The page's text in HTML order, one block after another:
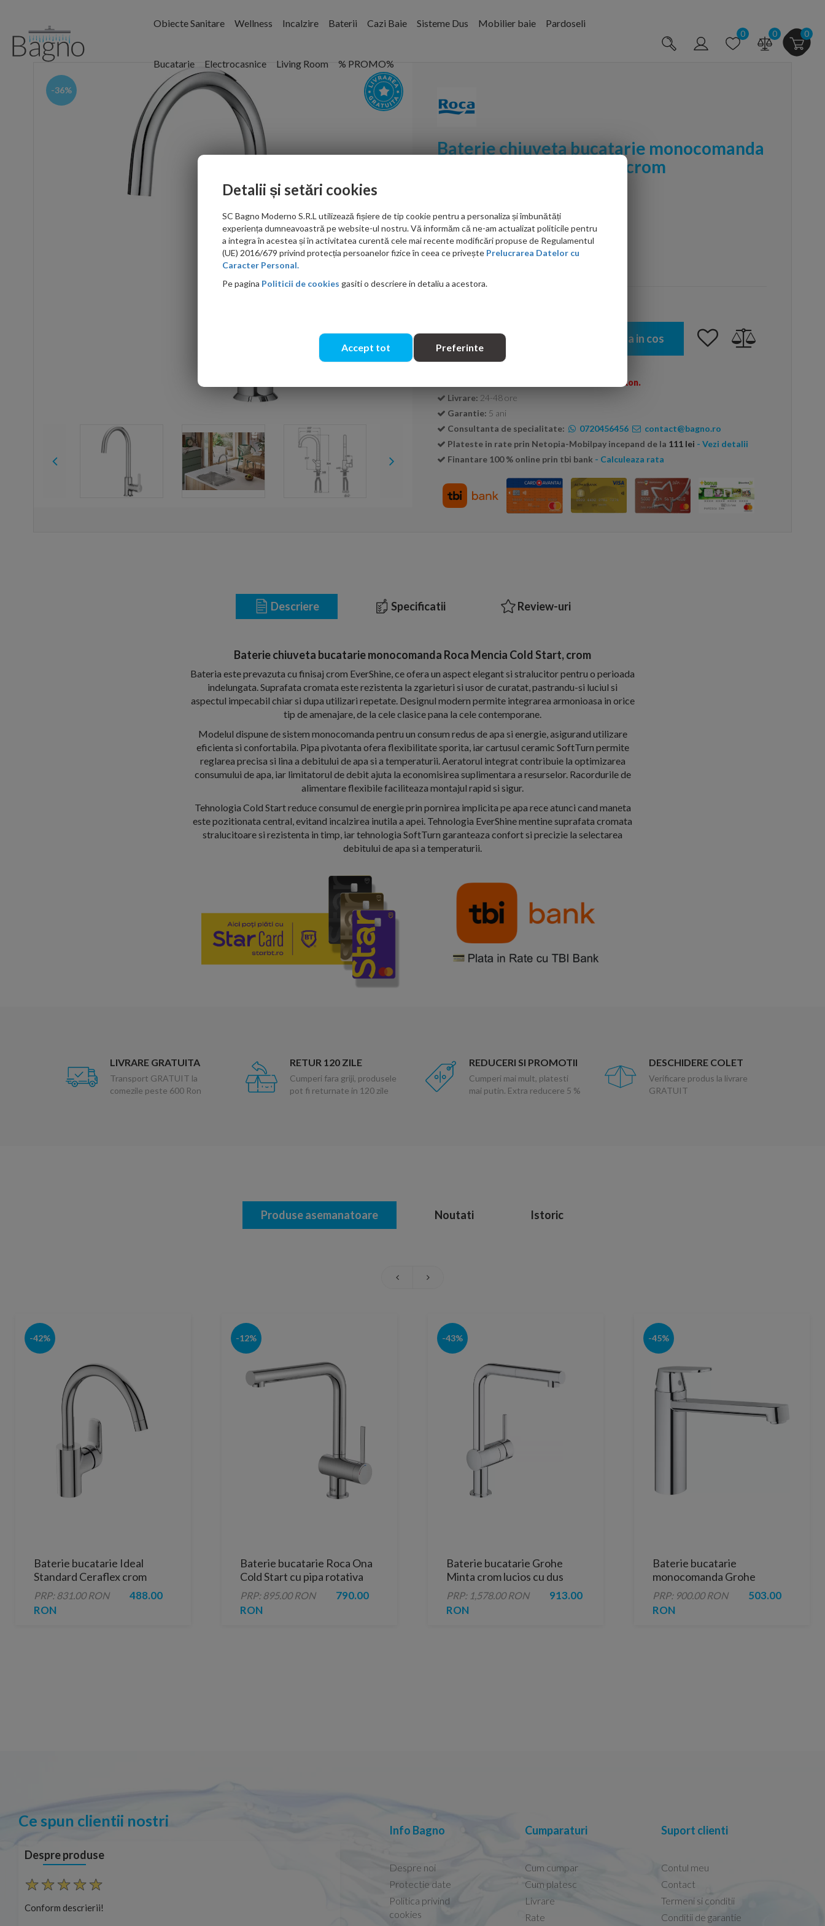
Obiecte Sanitare Wellness Incalzire Baterii Cazi Baie Sisteme Dus Mobilier baie Pardoseli
Bucatarie Electrocasnice Living Room % PROMO%
0 0 0
-36%
Baterie chiuveta bucatarie monocomanda
Roca Mencia Cold Start, crom
PRP: 1,038.00 RON
667.00 RON
Adauga in cos
Transport GRATUIT la comenzi peste 600 Ron.
Livrare: 24-48 ore
Garantie: 5 ani
Consultanta de specialitate:
0720456456
contact@bagno.ro
Plateste in rate prin Netopia-Mobilpay incepand de la 111 lei - Vezi detalii
Finantare 100 % online prin tbi bank - Calculeaza rata
Descriere Specificatii Review-uri
Baterie chiuveta bucatarie monocomanda Roca Mencia Cold Start, crom
Bateria este prevazuta cu finisaj crom EverShine, ce ofera un aspect elegant si stralucitor pentru o perioada
indelungata. Suprafata cromata este rezistenta la zgarieturi si usor de curatat, pastrandu-si luciul si
aspectul impecabil chiar si dupa utilizari repetate. Designul modern permite integrarea armonioasa in orice
tip de amenajare, de la cele clasice pana la cele contemporane.
Modelul dispune de sistem monocomanda pentru un consum redus de apa si energie, asigurand utilizare
eficienta si confortabila. Pipa pivotanta ofera flexibilitate sporita, iar cartusul ceramic SoftTurn permite
reglarea precisa si lina a debitului de apa si a temperaturii. Aeratorul integrat contribuie la optimizarea
consumului de apa, iar limitatorul de debit ajuta la economisirea suplimentara a resurselor. Racordurile de
alimentare flexibile faciliteaza montajul rapid si sigur.
Tehnologia Cold Start reduce consumul de energie prin pornirea implicita pe apa rece atunci cand maneta
este pozitionata central, evitand incalzirea inutila a apei. Tehnologia EverShine mentine suprafata cromata
stralucitoare si rezistenta in timp, iar tehnologia SoftTurn garanteaza confort si precizie la selectarea
debitului de apa si a temperaturii.
LIVRARE GRATUITA
Transport GRATUIT la
comezile peste 600 Ron
RETUR 120 ZILE
Cumperi fara griji, produsele
pot fi returnate in 120 zile
REDUCERI SI PROMOTII
Cumperi mai mult, platesti
mai putin. Extra reducere 5 %
DESCHIDERE COLET
Verificare produs la livrare
GRATUIT
Produse asemanatoare Noutati Istoric
-42%
Baterie bucatarie Ideal
Standard Ceraflex crom
lucios monocomanda
PRP: 831.00 RON
488.00
RON
-12%
Baterie bucatarie Roca Ona
Cold Start cu pipa rotativa
crom lucios
PRP: 895.00 RON
790.00
RON
-43%
Baterie bucatarie Grohe
Minta crom lucios cu dus
extractibil
PRP: 1,578.00 RON
913.00
RON
-45%
Baterie bucatarie
monocomanda Grohe
Eurosmart Cosmopolitan
crom lucios
PRP: 900.00 RON
503.00
RON
Ce spun clientii nostri
Despre produse
Conform descrierii! Conform descrierii! Capacele Grohe sunt de bună calitate și se
Info Bagno
Despre noi
Protectie date
Politica privind
cookies
Cumparaturi
Cum cumpar
Cum platesc
Livrare
Rate
Suport clienti
Contul meu
Contact
Termeni si conditii
Conditii de garantie
Detalii și setări cookies
SC Bagno Moderno S.R.L utilizează fișiere de tip cookie pentru a personaliza și îmbunătăți
experiența dumneavoastră pe website-ul nostru. Vă informăm că ne-am actualizat politicile pentru
a integra în acestea și în activitatea curentă cele mai recente modificări propuse de Regulamentul
(UE) 2016/679 privind protecția persoanelor fizice în ceea ce privește Prelucrarea Datelor cu
Caracter Personal.
Pe pagina Politicii de cookies gasiti o descriere in detaliu a acestora.
Accept tot Preferinte